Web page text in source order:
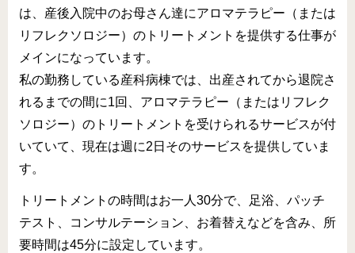
は、産後入院中のお母さん達にアロマテラピー（または
リフレクソロジー）のトリートメントを提供する仕事が
メインになっています。
私の勤務している産科病棟では、出産されてから退院さ
れるまでの間に1回、アロマテラピー（またはリフレク
ソロジー）のトリートメントを受けられるサービスが付
いていて、現在は週に2日そのサービスを提供していま
す。
トリートメントの時間はお一人30分で、足浴、パッチ
テスト、コンサルテーション、お着替えなどを含み、所
要時間は45分に設定しています。
ース
クリニカル・リフレクソロジーコースご案内
スウェディッシュマッサージコース
アロマ・ストレスケアコース（オンライン）
ミノウ・デ・メイのアロマ通信教育
メディカルアロマとは
補完代替療法とは